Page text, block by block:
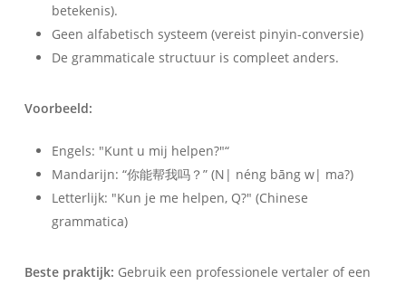
betekenis).
Geen alfabetisch systeem (vereist pinyin-conversie)
De grammaticale structuur is compleet anders.
Voorbeeld:
Engels: "Kunt u mij helpen?"“
Mandarijn: “你能帮我吗？” (N| néng bāng w| ma?)
Letterlijk: "Kun je me helpen, Q?" (Chinese
grammatica)
Beste praktijk: Gebruik een professionele vertaler of een